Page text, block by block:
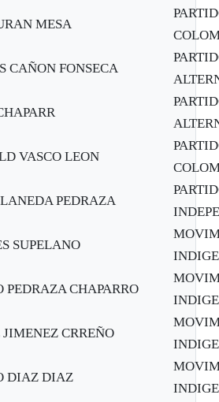
MESA
CAÑON FONSECA
VASCO LEON
PEDRAZA
SUPELANO
CHAPARRO
CRREÑO
DIAZ DIAZ